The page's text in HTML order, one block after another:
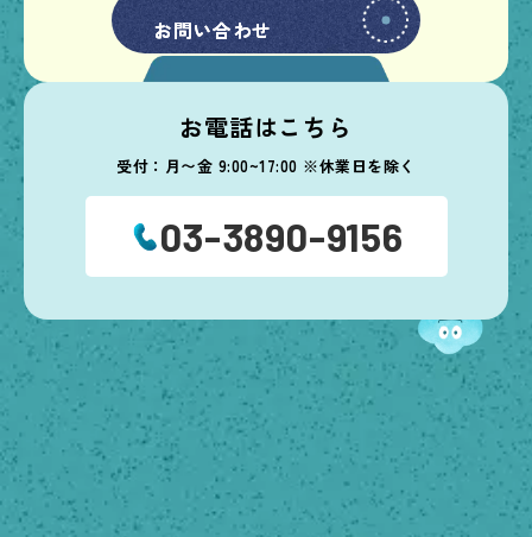
お問い合わせ
お問い合わせ
お電話はこちら
受付：月〜金 9:00~17:00 ※休業日を除く
03-3890-9156